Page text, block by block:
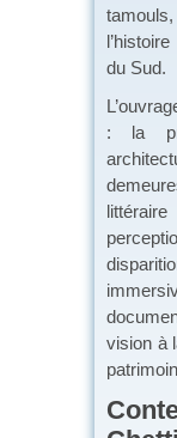
du Sud.
: la
vision à